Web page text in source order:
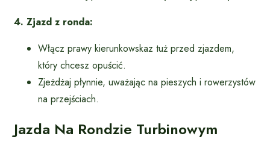
4. Zjazd z ronda:
Włącz prawy kierunkowskaz tuż przed zjazdem,
który chcesz opuścić.
Zjeżdżaj płynnie, uważając na pieszych i rowerzystów
na przejściach.
Jazda Na Rondzie Turbinowym